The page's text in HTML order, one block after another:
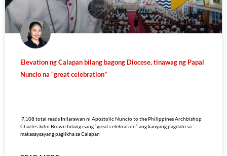
Elevation ng Calapan bilang bagong Diocese, tinawag ng Papal
Nuncio na “great celebration”
7,108 total reads Inilarawan ni Apostolic Nuncio to the Philippines Archbishop
Charles John Brown bilang isang “great celebration” ang kanyang pagdalo sa
makasaysayang paglikha sa Calapan